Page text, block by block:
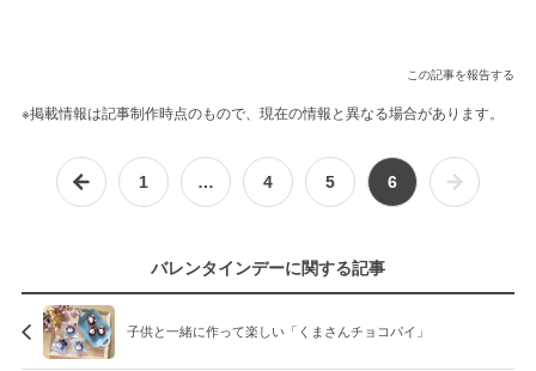
この記事を報告する
※掲載情報は記事制作時点のもので、現在の情報と異なる場合があります。
1 … 4 5 6
バレンタインデーに関する記事
子供と一緒に作って楽しい「くまさんチョコパイ」